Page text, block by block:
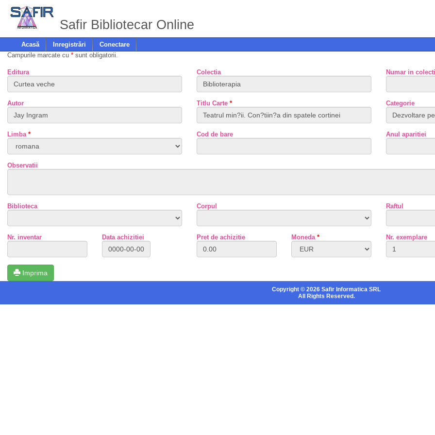
Safir Bibliotecar Online
Acasă Inregistrări
Conectare
Campurile marcate cu * sunt obligatorii.
Editura Colectia Numar in
Autor Titlu Carte * Categorie
Limba * Cod de bare Anul aparitiei
Observatii
Biblioteca Corpul Raftul
Nr. inventar Data achizitiei Pret de achizitie Moneda * Nr. exemplare
Imprima
Copyright © 2026 Safir Informatica SRL
All Rights Reserved.